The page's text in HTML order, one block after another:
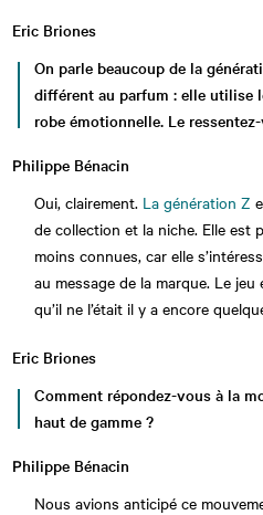
Eric Briones
On parle beaucoup de la
différent au parfum : elle utilise
robe émotionnelle. Le
Philippe Bénacin
Oui, clairement. La génération Z
de collection et la niche. Elle est
moins connues, car elle
au message de la marque. Le
qu’il ne l’était il y a encore
Eric Briones
Comment répondez-vous à la
haut de gamme ?
Philippe Bénacin
Nous avions anticipé ce